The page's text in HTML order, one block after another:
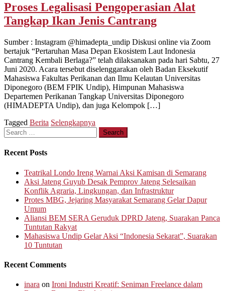
Proses Legalisasi Pengoperasian Alat
Tangkap Ikan Jenis Cantrang
Sumber : Instagram @himadepta_undip Diskusi online via Zoom
bertajuk “Pertaruhan Masa Depan Ekosistem Laut Indonesia
Cantrang Kembali Berlaga?” telah dilaksanakan pada hari Sabtu, 27
Juni 2020. Acara tersebut diselenggarakan oleh Badan Eksekutif
Mahasiswa Fakultas Perikanan dan Ilmu Kelautan Universitas
Diponegoro (BEM FPIK Undip), Himpunan Mahasiswa
Departemen Perikanan Tangkap Universitas Diponegoro
(HIMADEPTA Undip), dan juga Kelompok […]
Tagged Berita Selengkapnya
Search
for:
Recent Posts
Teatrikal Londo Ireng Warnai Aksi Kamisan di Semarang
Aksi Jateng Guyub Desak Pemprov Jateng Selesaikan
Konflik Agraria, Lingkungan, dan Infrastruktur
Protes MBG, Jejaring Masyarakat Semarang Gelar Dapur
Umum
Aliansi BEM SERA Geruduk DPRD Jateng, Suarakan Panca
Tuntutan Rakyat
Mahasiswa Undip Gelar Aksi “Indonesia Sekarat”, Suarakan
10 Tuntutan
Recent Comments
inara on Ironi Industri Kreatif: Seniman Freelance dalam